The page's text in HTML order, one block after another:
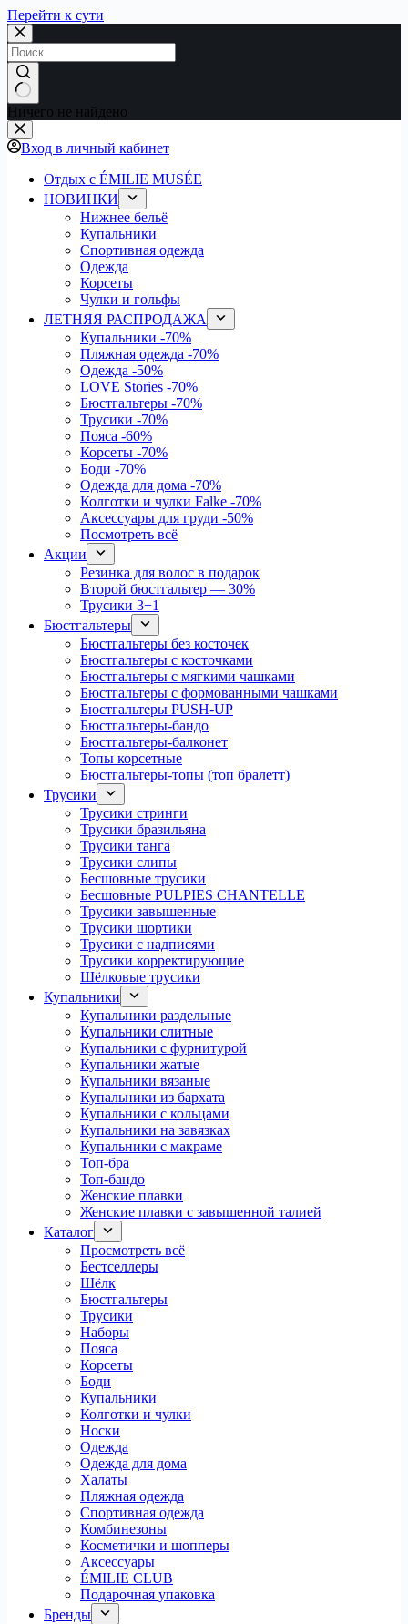
Перейти к сути
Ничего не найдено
Вход в личный кабинет
Отдых с ÉMILIE MUSÉE
НОВИНКИ
Нижнее бельё
Купальники
Спортивная одежда
Одежда
Корсеты
Чулки и гольфы
ЛЕТНЯЯ РАСПРОДАЖА
Купальники -70%
Пляжная одежда -70%
Одежда -50%
LOVE Stories -70%
Бюстгальтеры -70%
Трусики -70%
Пояса -60%
Корсеты -70%
Боди -70%
Одежда для дома -70%
Колготки и чулки Falke -70%
Аксессуары для груди -50%
Посмотреть всё
Акции
Резинка для волос в подарок
Второй бюстгальтер — 30%
Трусики 3+1
Бюстгальтеры
Бюстгальтеры без косточек
Бюстгальтеры с косточками
Бюстгальтеры с мягкими чашками
Бюстгальтеры с формованными чашками
Бюстгальтеры PUSH-UP
Бюстгальтеры-бандо
Бюстгальтеры-балконет
Топы корсетные
Бюстгальтеры-топы (топ бралетт)
Трусики
Трусики стринги
Трусики бразильяна
Трусики танга
Трусики слипы
Бесшовные трусики
Бесшовные PULPIES CHANTELLE
Трусики завышенные
Трусики шортики
Трусики с надписями
Трусики корректирующие
Шёлковые трусики
Купальники
Купальники раздельные
Купальники слитные
Купальники с фурнитурой
Купальники жатые
Купальники вязаные
Купальники из бархата
Купальники с кольцами
Купальники на завязках
Купальники с макраме
Топ-бра
Топ-бандо
Женские плавки
Женские плавки с завышенной талией
Каталог
Просмотреть всё
Бестселлеры
Шёлк
Бюстгальтеры
Трусики
Наборы
Пояса
Корсеты
Боди
Купальники
Колготки и чулки
Носки
Одежда
Одежда для дома
Халаты
Пляжная одежда
Спортивная одежда
Комбинезоны
Косметички и шопперы
Аксессуары
ÉMILIE CLUB
Подарочная упаковка
Бренды